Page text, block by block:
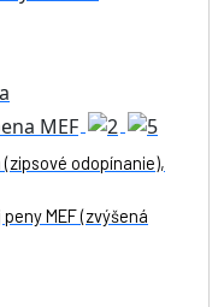
odopínanie),
MEF (zvýšená